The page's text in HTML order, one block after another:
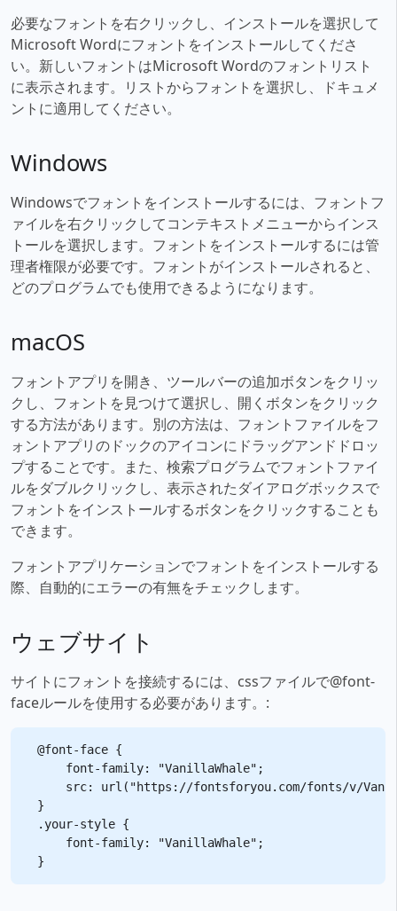
必要なフォントを右クリックし、インストールを選択して
Microsoft Wordにフォントをインストールしてくださ
い。新しいフォントはMicrosoft Wordのフォントリスト
に表示されます。リストからフォントを選択し、ドキュメ
ントに適用してください。
Windows
Windowsでフォントをインストールするには、フォントフ
ァイルを右クリックしてコンテキストメニューからインス
トールを選択します。フォントをインストールするには管
理者権限が必要です。フォントがインストールされると、
どのプログラムでも使用できるようになります。
macOS
フォントアプリを開き、ツールバーの追加ボタンをクリッ
クし、フォントを見つけて選択し、開くボタンをクリック
する方法があります。別の方法は、フォントファイルをフ
ォントアプリのドックのアイコンにドラッグアンドドロッ
プすることです。また、検索プログラムでフォントファイ
ルをダブルクリックし、表示されたダイアログボックスで
フォントをインストールするボタンをクリックすることも
できます。
フォントアプリケーションでフォントをインストールする
際、自動的にエラーの有無をチェックします。
ウェブサイト
サイトにフォントを接続するには、cssファイルで@font-
faceルールを使用する必要があります。:
@font-face {
    font-family: "VanillaWhale";
src: url("https://fontsforyou.com/fonts/v/
}
.your-style {
    font-family: "VanillaWhale";